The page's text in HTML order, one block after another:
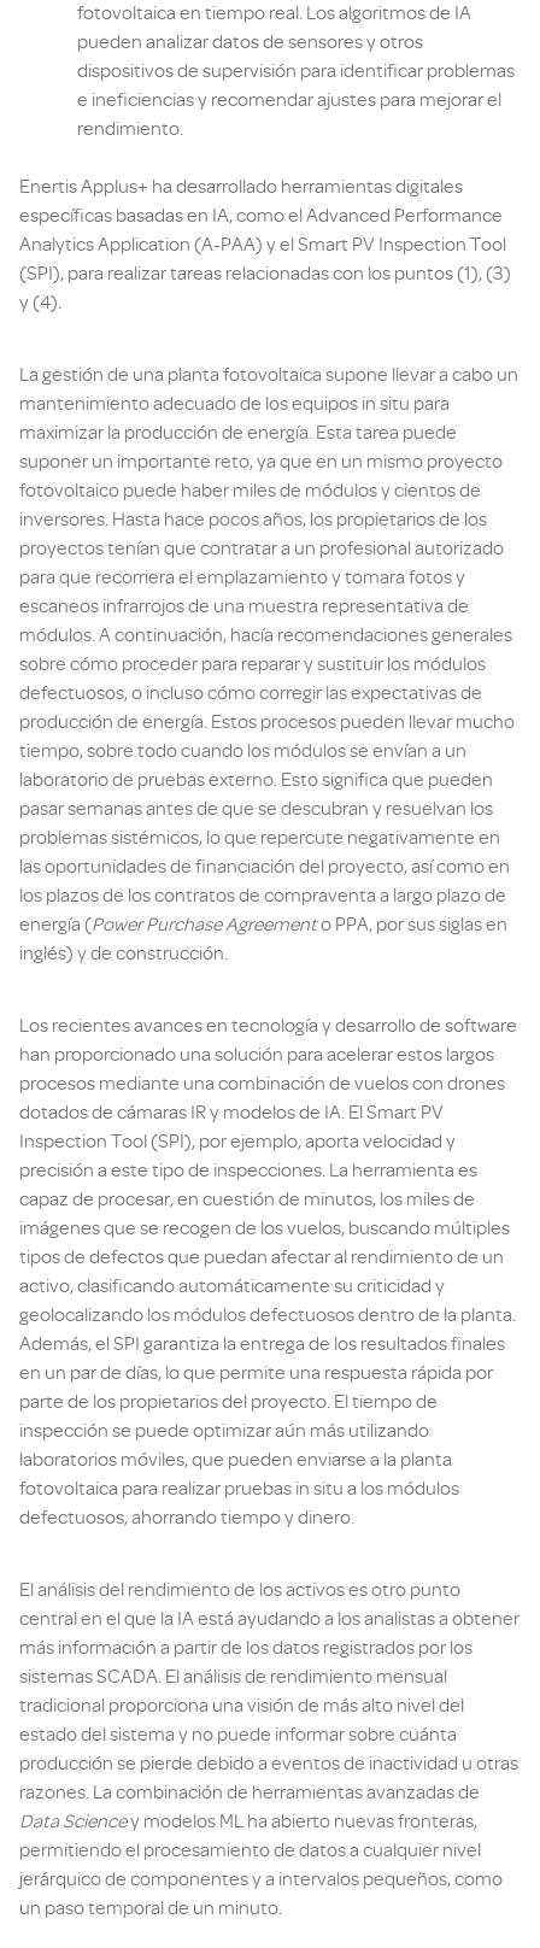
fotovoltaica en tiempo real. Los algoritmos de IA
pueden analizar datos de sensores y otros
dispositivos de supervisión para identificar problemas
e ineficiencias y recomendar ajustes para mejorar el
rendimiento.
Enertis Applus+ ha desarrollado herramientas digitales
específicas basadas en IA, como el Advanced Performance
Analytics Application (A-PAA) y el Smart PV Inspection Tool
(SPI), para realizar tareas relacionadas con los puntos (1), (3)
y (4).
La gestión de una planta fotovoltaica supone llevar a cabo un
mantenimiento adecuado de los equipos in situ para
maximizar la producción de energía. Esta tarea puede
suponer un importante reto, ya que en un mismo proyecto
fotovoltaico puede haber miles de módulos y cientos de
inversores. Hasta hace pocos años, los propietarios de los
proyectos tenían que contratar a un profesional autorizado
para que recorriera el emplazamiento y tomara fotos y
escaneos infrarrojos de una muestra representativa de
módulos. A continuación, hacía recomendaciones generales
sobre cómo proceder para reparar y sustituir los módulos
defectuosos, o incluso cómo corregir las expectativas de
producción de energía. Estos procesos pueden llevar mucho
tiempo, sobre todo cuando los módulos se envían a un
laboratorio de pruebas externo. Esto significa que pueden
pasar semanas antes de que se descubran y resuelvan los
problemas sistémicos, lo que repercute negativamente en
las oportunidades de financiación del proyecto, así como en
los plazos de los contratos de compraventa a largo plazo de
energía (Power Purchase Agreemento PPA, por sus siglas en
inglés) y de construcción.
Los recientes avances en tecnología y desarrollo de software
han proporcionado una solución para acelerar estos largos
procesos mediante una combinación de vuelos con drones
dotados de cámaras IR y modelos de IA. El Smart PV
Inspection Tool (SPI), por ejemplo, aporta velocidad y
precisión a este tipo de inspecciones. La herramienta es
capaz de procesar, en cuestión de minutos, los miles de
imágenes que se recogen de los vuelos, buscando múltiples
tipos de defectos que puedan afectar al rendimiento de un
activo, clasificando automáticamente su criticidad y
geolocalizando los módulos defectuosos dentro de la planta.
Además, el SPI garantiza la entrega de los resultados finales
en un par de días, lo que permite una respuesta rápida por
parte de los propietarios del proyecto. El tiempo de
inspección se puede optimizar aún más utilizando
laboratorios móviles, que pueden enviarse a la planta
fotovoltaica para realizar pruebas in situ a los módulos
defectuosos, ahorrando tiempo y dinero.
El análisis del rendimiento de los activos es otro punto
central en el que la IA está ayudando a los analistas a obtener
más información a partir de los datos registrados por los
sistemas SCADA. El análisis de rendimiento mensual
tradicional proporciona una visión de más alto nivel del
estado del sistema y no puede informar sobre cuánta
producción se pierde debido a eventos de inactividad u otras
razones. La combinación de herramientas avanzadas de
Data Sciencey modelos ML ha abierto nuevas fronteras,
permitiendo el procesamiento de datos a cualquier nivel
jerárquico de componentes y a intervalos pequeños, como
un paso temporal de un minuto.